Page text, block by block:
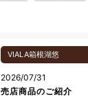
VIALA箱根湖悠
2026/07/31
売店商品のご紹介